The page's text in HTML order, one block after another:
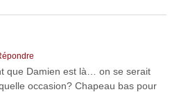
que Damien est là… on se serait
occasion? Chapeau bas pour